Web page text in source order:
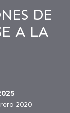
DE
A LA
2020